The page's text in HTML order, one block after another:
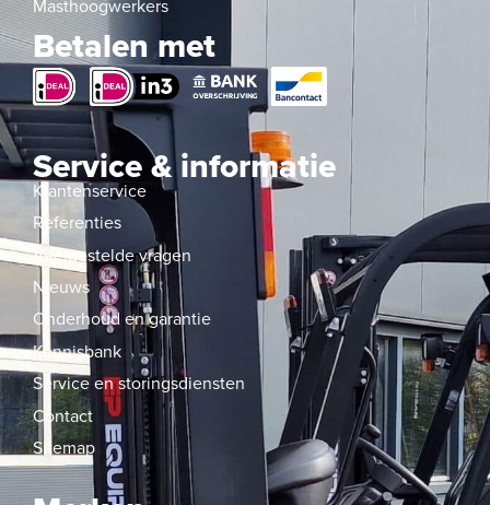
Masthoogwerkers
Betalen met
Service & informatie
Klantenservice
Referenties
Veelgestelde vragen
Nieuws
Onderhoud en garantie
Kennisbank
Service en storingsdiensten
Contact
Sitemap